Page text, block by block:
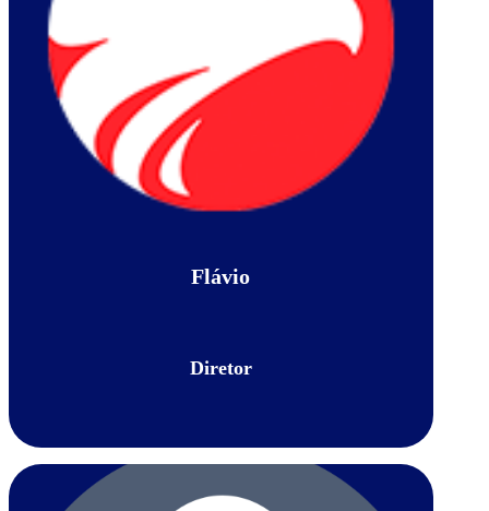
Flávio
Diretor